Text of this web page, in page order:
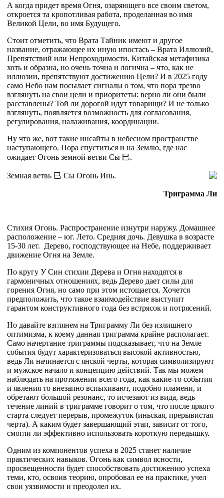
А когда придет время Огня, озаряющего все своим светом,
откроется та кропотливая работа, проделанная во имя
Великой Цели, во имя Будущего.
Стоит отметить, что Врата Тайник имеют и другое
название, отражающее их иную ипостась – Врата Иллюзий,
Препятствий или Непроходимости. Китайская метафизика
хоть и образна, но очень точна и логична – что, как не
иллюзии, препятствуют достижению Цели? И в 2025 году
само Небо нам посылает сигналы о том, что пора трезво
взглянуть на свои цели и приоритеты: верно ли они были
расставлены? Той ли дорогой идут товарищи? И не только
взглянуть, появляется возможность для согласования,
регулирования, налаживания, координации.
Ну что же, вот такие инсайты в небесном пространстве
наступающего. Пора спуститься и на Землю, где нас
ожидает Огонь земной ветви Сы 巳.
Земная ветвь 巳 Сы Огонь Инь.
Триграмма Ли
Стихия Огонь. Распространение изнутри наружу. Домашнее
расположение – юг. Лето. Средняя дочь. Девушка в возрасте
15-30 лет. Дерево, господствующее на Небе, поддерживает
движение Огня на Земле.
По кругу У Син стихии Дерева и Огня находятся в
гармоничных отношениях, ведь Дерево дает силы для
горения Огня, но само при этом истощается. Хочется
предположить, что такое взаимодействие выступит
гарантом конструктивного года без встрясок и потрясений.
Но давайте взглянем на Триграмму Ли без излишнего
оптимизма, к коему данная триграмма крайне располагает.
Само начертание триграммы подсказывает, что на Земле
события будут характеризоваться высокой активностью,
ведь Ли начинается с янской черты, которая символизируют
и мужское начало и концепцию действий. Так мы можем
наблюдать на протяжении всего года, как какие-то события
и явления то внезапно вспыхивают, подобно пламени, и
обретают большой резонанс, то исчезают из вида, ведь
течение линий в триграмме говорит о том, что после яркого
старта следует перерыв, промежуток (иньская, прерывистая
черта). А каким будет завершающий этап, зависит от того,
смогли ли эффективно использовать короткую передышку.
Одним из компонентов успеха в 2025 станет наличие
практических навыков. Огонь как символ ясности,
просвещенности будет способствовать достижению успеха
теми, кто, освоив теорию, опробовал ее на практике, учел
свои уязвимости и преодолел их.